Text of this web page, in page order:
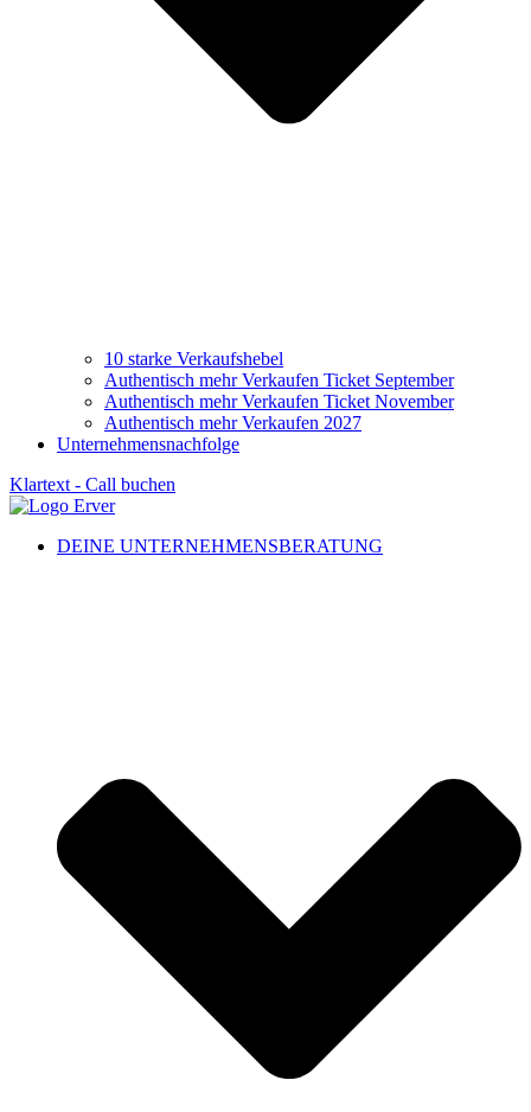
10 starke Verkaufshebel
Authentisch mehr Verkaufen Ticket September
Authentisch mehr Verkaufen Ticket November
Authentisch mehr Verkaufen 2027
Unternehmensnachfolge
Klartext - Call buchen
DEINE UNTERNEHMENSBERATUNG